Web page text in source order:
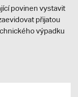
povinen vystavit
přijatou
výpadku